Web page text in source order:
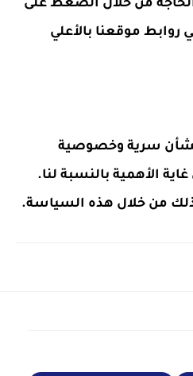
الحاجة من خلال الضغط على
روابط موقعنا بالأعلي
سرية وخصوصية
الأهمية بالنسبة لنا.
من خلال هذه السياسة.